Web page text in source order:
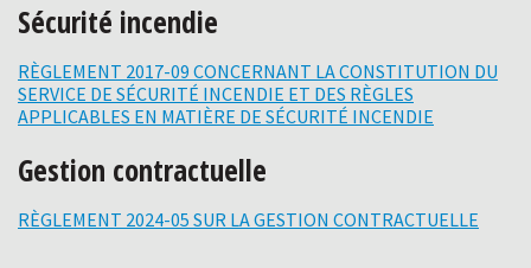
Sécurité incendie
RÈGLEMENT 2017-09 CONCERNANT LA CONSTITUTION DU
SERVICE DE SÉCURITÉ INCENDIE ET DES RÈGLES
APPLICABLES EN MATIÈRE DE SÉCURITÉ INCENDIE
Gestion contractuelle
RÈGLEMENT 2024-05 SUR LA GESTION CONTRACTUELLE